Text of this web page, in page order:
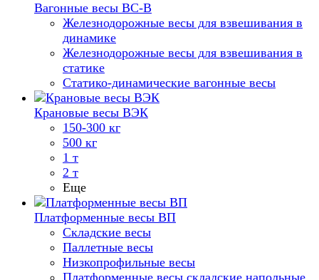
Вагонные весы ВС-В
Железнодорожные весы для взвешивания в
динамике
Железнодорожные весы для взвешивания в
статике
Статико-динамические вагонные весы
Крановые весы ВЭК
150-300 кг
500 кг
1 т
2 т
Еще
Платформенные весы ВП
Складские весы
Паллетные весы
Низкопрофильные весы
Платформенные весы складские напольные